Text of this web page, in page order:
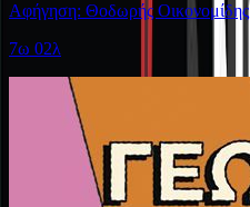
Αφήγηση: Θοδωρής Οικονομίδης
7ω 02λ